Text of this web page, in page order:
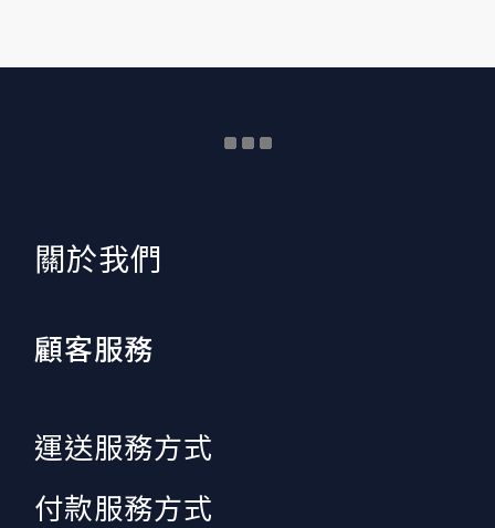
​關於我們
顧客服務
運送服務方式
付款服務方式